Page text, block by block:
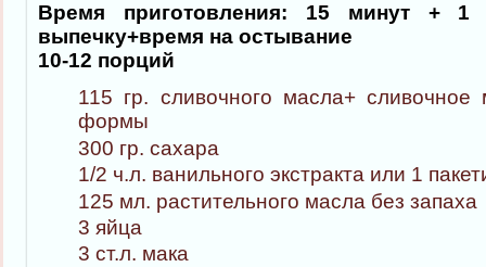
Время приготовления:
15 минут + 1
выпечку+время на остывание
10-12 порций
115 гр. сливочного масла+
формы
300 гр. сахара
1/2 ч.л. ванильного экстракта или 1
125 мл. растительного масла без запаха
3 яйца
3 ст.л. мака